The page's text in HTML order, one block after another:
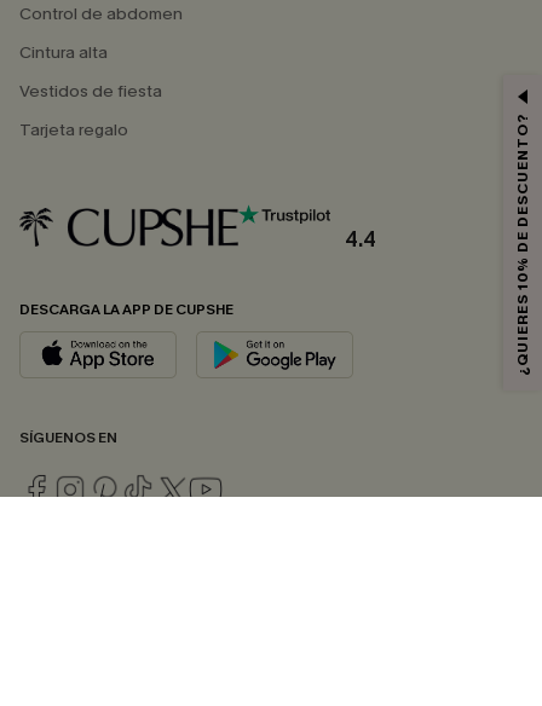
Control de abdomen
Cintura alta
Vestidos de fiesta
Tarjeta regalo
4.4
DESCARGA LA APP DE CUPSHE
SÍGUENOS EN
¿QUIERES 10% DE DESCUENTO?